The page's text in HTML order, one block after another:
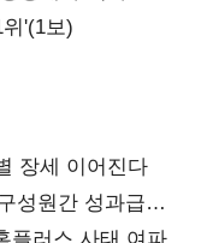
'(1보)
장세 이어진다
성원간 성과급